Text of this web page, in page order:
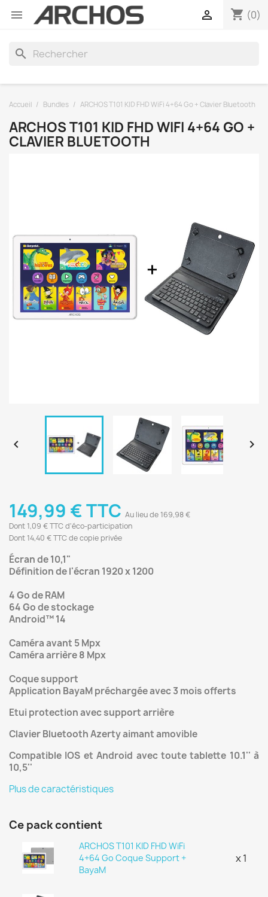
 shopping_cart (0)

search
Accueil Bundles ARCHOS T101 KID FHD WiFi 4+64 Go + Clavier Bluetooth
ARCHOS T101 KID FHD WIFI 4+64 GO +
CLAVIER BLUETOOTH
 
149,99 € TTC Au lieu de 169,98 €
Dont 1,09 € TTC d'éco-participation
Dont 14,40 € TTC de copie privée
Écran de 10,1"
Définition de l'écran 1920 x 1200
4 Go de RAM
64 Go de stockage
Android™ 14
Caméra avant 5 Mpx
Caméra arrière 8 Mpx
Coque support
Application BayaM préchargée avec 3 mois offerts
Etui protection avec support arrière
Clavier Bluetooth Azerty aimant amovible
Compatible IOS et Android avec toute tablette 10.1'' à
10,5''
Plus de caractéristiques
Ce pack contient
ARCHOS T101 KID FHD WiFi
4+64 Go Coque Support +
BayaM
x 1